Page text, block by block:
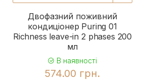
Двофазний поживний
кондиціонер Puring 01
Richness leave-in 2 phases 200
мл
В наявності
574.00 грн.